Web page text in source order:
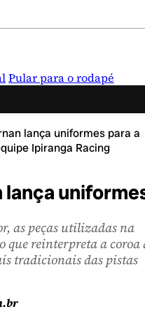
Pular para o rodapé
lança uniformes para a
Ipiranga Racing
lança
as peças utilizadas na
que reinterpreta a coroa
tradicionais das pistas